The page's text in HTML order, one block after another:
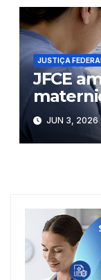
JUSTIÇA
JFCE
JUN 3, 2026